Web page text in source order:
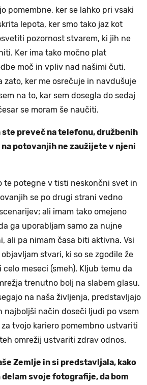
pomembne, ker se lahko pri vsaki
lepota, ker smo tako jaz kot
pozornost stvarem, ki jih ne
Ker ima tako močno plat
moč in vpliv nad našimi čuti,
zato, ker me osrečuje in navdušuje
na to, kar sem dosegla do sedaj
se moram še naučiti.
ste preveč na telefonu, družbenih
potovanjih ne zaužijete v njeni
te potegne v tisti neskončni svet in
se po drugi strani vedno
ali imam tako omejeno
ga uporabljam samo za nujne
ali pa nimam časa biti aktivna. Vsi
stvari, ki so se zgodile že
meseci (smeh). Kljub temu da
trenutno bolj na slabem glasu,
na naša življenja, predstavljajo
najboljši način doseči ljudi po vsem
tvojo kariero pomembno ustvariti
omrežij ustvariti zdrav odnos.
Zemlje in si predstavljala, kako
svoje fotografije, da bom